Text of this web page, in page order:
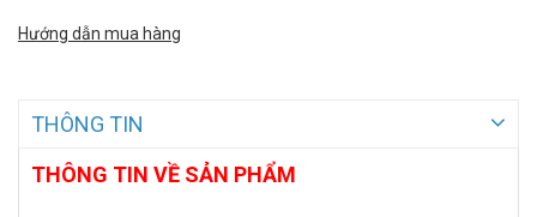
Hướng dẫn mua hàng
THÔNG TIN
THÔNG TIN VỀ SẢN PHẨM